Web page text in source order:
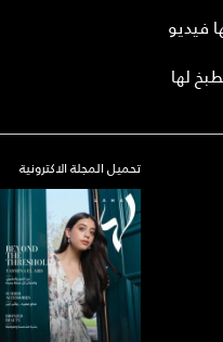
فيديو
لها
تحميل المجلة الاكترونية